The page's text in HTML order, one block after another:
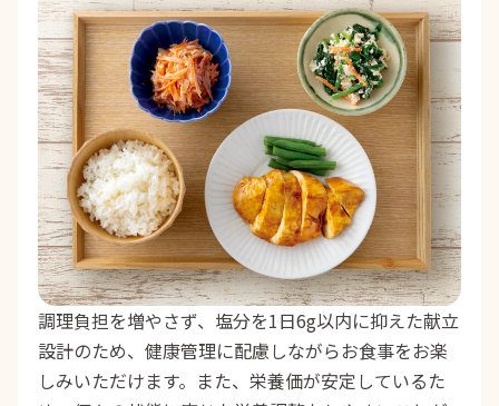
調理負担を増やさず、塩分を1日6g以内に抑えた献立
設計のため、健康管理に配慮しながらお食事をお楽
しみいただけます。また、栄養価が安定しているた